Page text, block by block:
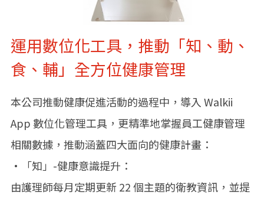
運用數位化工具，推動「知、動、
食、輔」全方位健康管理
本公司推動健康促進活動的過程中，導入 Walkii
App 數位化管理工具，更精準地掌握員工健康管理
相關數據，推動涵蓋四大面向的健康計畫：
•「知」-健康意識提升：
由護理師每月定期更新 22 個主題的衛教資訊，並提